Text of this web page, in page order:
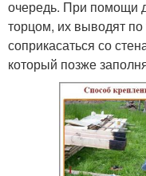
очередь. При помощи
торцом, их выводят
соприкасаться со
который позже